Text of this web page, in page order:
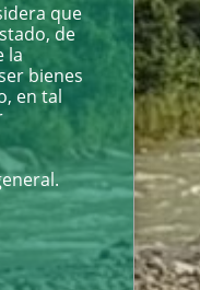
que
de
la
bienes
en tal